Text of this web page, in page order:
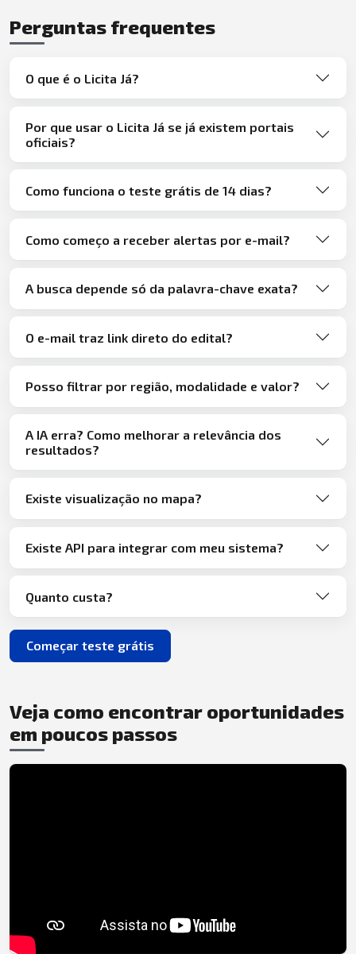
Perguntas frequentes
O que é o Licita Já?
Por que usar o Licita Já se já existem portais
oficiais?
Como funciona o teste grátis de 14 dias?
Como começo a receber alertas por e-mail?
A busca depende só da palavra-chave exata?
O e-mail traz link direto do edital?
Posso filtrar por região, modalidade e valor?
A IA erra? Como melhorar a relevância dos
resultados?
Existe visualização no mapa?
Existe API para integrar com meu sistema?
Quanto custa?
Começar teste grátis
Veja como encontrar oportunidades
em poucos passos